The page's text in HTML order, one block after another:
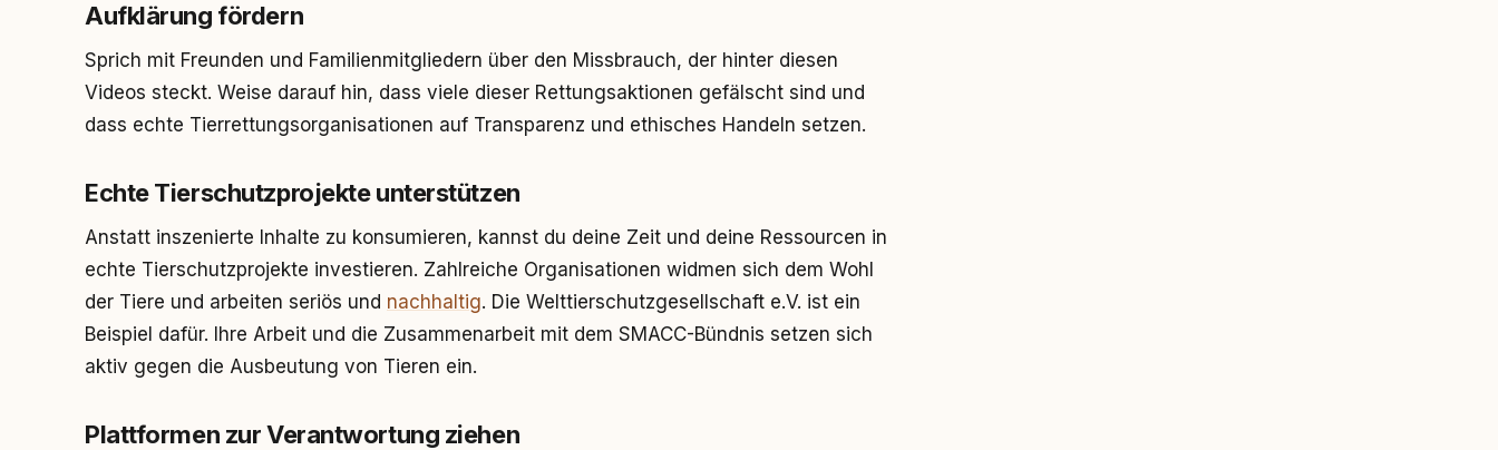
Aufklärung fördern
Sprich mit Freunden und Familienmitgliedern über den Missbrauch, der hinter diesen
Videos steckt. Weise darauf hin, dass viele dieser Rettungsaktionen gefälscht sind und
dass echte Tierrettungsorganisationen auf Transparenz und ethisches Handeln setzen.
Echte Tierschutzprojekte unterstützen
Anstatt inszenierte Inhalte zu konsumieren, kannst du deine Zeit und deine Ressourcen in
echte Tierschutzprojekte investieren. Zahlreiche Organisationen widmen sich dem Wohl
der Tiere und arbeiten seriös und nachhaltig. Die Welttierschutzgesellschaft e.V. ist ein
Beispiel dafür. Ihre Arbeit und die Zusammenarbeit mit dem SMACC-Bündnis setzen sich
aktiv gegen die Ausbeutung von Tieren ein.
Plattformen zur Verantwortung ziehen